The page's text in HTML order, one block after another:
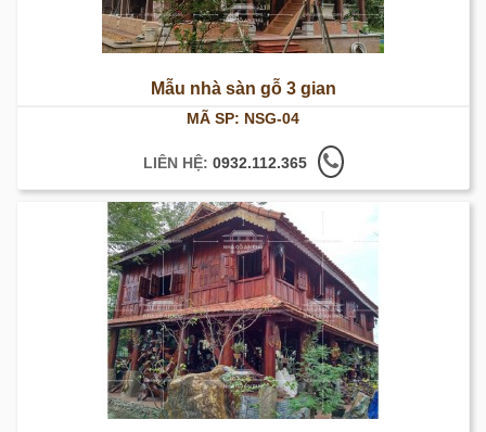
Mẫu nhà sàn gỗ 3 gian
MÃ SP: NSG-04
LIÊN HỆ: 0932.112.365